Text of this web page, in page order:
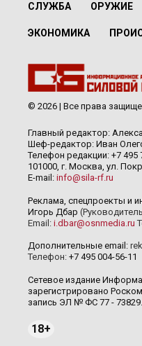
СЛУЖБА ОРУЖИЕ
ЭКОНОМИКА
© 2026 | Все права
Главный редактор:
Шеф-редактор: Иван
Телефон редакции: +7 495
101000, г. Москва, ул.
E-mail: info@sila-rf.ru
Реклама, спецпроекты и
Игорь Дбар
Email: i.dbar@osnmedia.ru
Дополнительные email:
Телефон: +7 495 004-56-11
Сетевое издание
зарегистрировано
запись ЭЛ № ФС 77 - 73829.
18+